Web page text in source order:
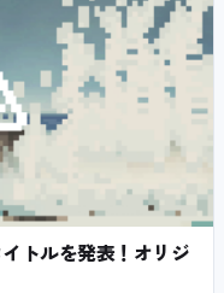
トルを発表！オリジ